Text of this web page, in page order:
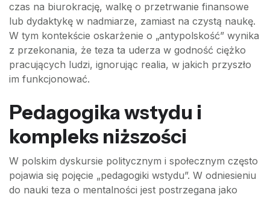
czas na biurokrację, walkę o przetrwanie finansowe
lub dydaktykę w nadmiarze, zamiast na czystą naukę.
W tym kontekście oskarżenie o „antypolskość” wynika
z przekonania, że teza ta uderza w godność ciężko
pracujących ludzi, ignorując realia, w jakich przyszło
im funkcjonować.
Pedagogika wstydu i
kompleks niższości
W polskim dyskursie politycznym i społecznym często
pojawia się pojęcie „pedagogiki wstydu”. W odniesieniu
do nauki teza o mentalności jest postrzegana jako